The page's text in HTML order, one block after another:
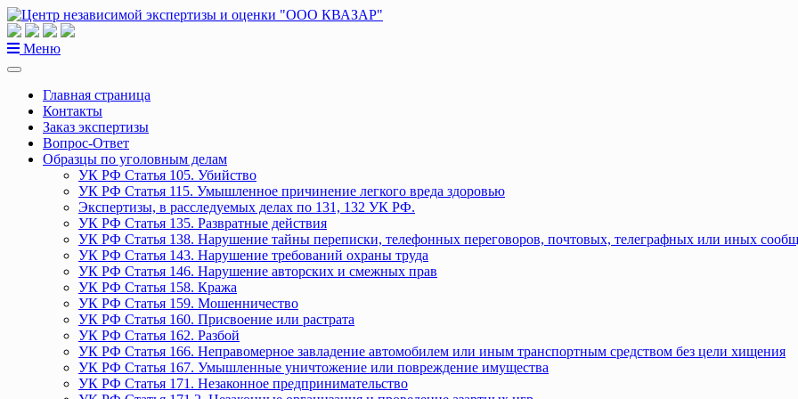
Перейти
к
содержанию
Меню
Главная страница
Контакты
Заказ экспертизы
Вопрос-Ответ
Образцы по уголовным делам
УК РФ Статья 105. Убийство
УК РФ Статья 115. Умышленное причинение легкого вреда здоровью
Экспертизы, в расследуемых делах по 131, 132 УК РФ.
УК РФ Статья 135. Развратные действия
УК РФ Статья 138. Нарушение тайны переписки, телефонных переговоров, почтовых, телеграфных или иных
УК РФ Статья 143. Нарушение требований охраны труда
УК РФ Статья 146. Нарушение авторских и смежных прав
УК РФ Статья 158. Кража
УК РФ Статья 159. Мошенничество
УК РФ Статья 160. Присвоение или растрата
УК РФ Статья 162. Разбой
УК РФ Статья 166. Неправомерное завладение автомобилем или иным транспортным средством без цели хищения
УК РФ Статья 167. Умышленные уничтожение или повреждение имущества
УК РФ Статья 171. Незаконное предпринимательство